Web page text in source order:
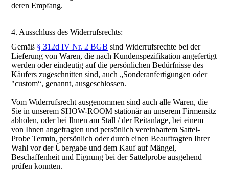
deren Empfang.
4. Ausschluss des Widerrufsrechts:
Gemäß § 312d IV Nr. 2 BGB sind Widerrufsrechte bei der
Lieferung von Waren, die nach Kundenspezifikation angefertigt
werden oder eindeutig auf die persönlichen Bedürfnisse des
Käufers zugeschnitten sind, auch „Sonderanfertigungen oder
"custom“, genannt, ausgeschlossen.
Vom Widerrufsrecht ausgenommen sind auch alle Waren, die
Sie in unserem SHOW-ROOM stationär an unserem Firmensitz
abholen, oder bei Ihnen am Stall / der Reitanlage, bei einem
von Ihnen angefragten und persönlich vereinbartem Sattel-
Probe Termin, persönlich oder durch einen Beauftragten Ihrer
Wahl vor der Übergabe und dem Kauf auf Mängel,
Beschaffenheit und Eignung bei der Sattelprobe ausgehend
prüfen konnten.